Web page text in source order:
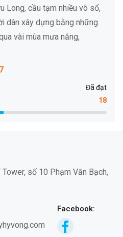
Long, cầu tạm nhiều vô số,
dân xây dựng bằng những
vài mùa mưa nắng,
Đã đạt
18
Tower, số 10 Phạm Văn Bạch,
Facebook: